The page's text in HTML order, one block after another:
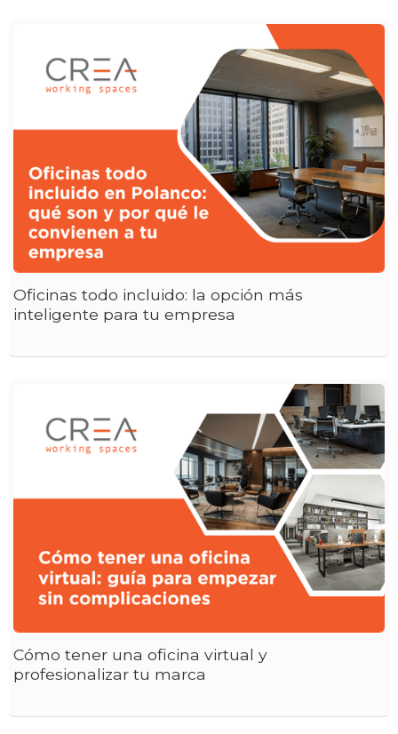
Oficinas todo incluido: la opción más
inteligente para tu empresa
Cómo tener una oficina virtual y
profesionalizar tu marca